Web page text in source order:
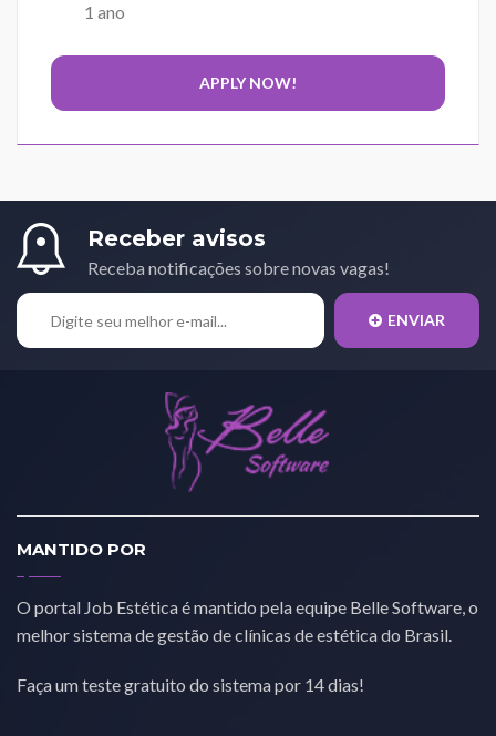
1 ano
Receber avisos
Receba notificações sobre novas vagas!
ENVIAR
MANTIDO POR
O portal Job Estética é mantido pela equipe Belle Software, o
melhor sistema de gestão de clínicas de estética do Brasil.
Faça um teste gratuito do sistema por 14 dias!